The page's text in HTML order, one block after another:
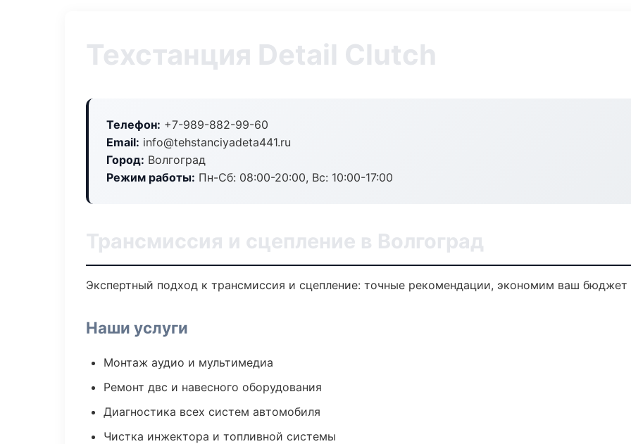
Техстанция Detail Clutch
Телефон: +7-989-882-99-60
Email: info@tehstanciyadeta441.ru
Город: Волгоград
Режим работы: Пн-Сб: 08:00-20:00, Вс: 10:00-17:00
Трансмиссия и сцепление в Волгоград
Экспертный подход к трансмиссия и сцепление: точные рекомендации, экономим ваш бюджет
Наши услуги
Монтаж аудио и мультимедиа
Ремонт двс и навесного оборудования
Диагностика всех систем автомобиля
Чистка инжектора и топливной системы